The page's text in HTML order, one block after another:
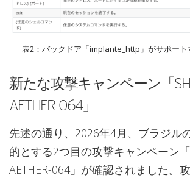
表2：バックドア「implante_http」がサポート
新たな攻撃キャンペーン「
AETHER-064」
先述の通り、2026年4月、ブラジル
的とする2つ目の攻撃キャンペーン
AETHER-064」が確認されました。